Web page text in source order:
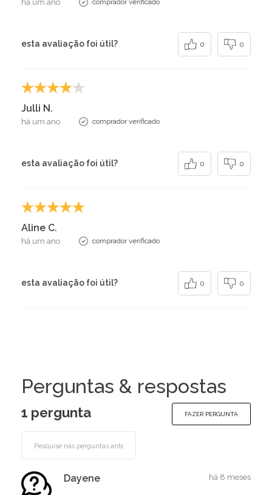
há um ano
esta avaliação foi útil? 0 0
Julli N.
há um ano comprador verificado
esta avaliação foi útil? 0 0
Aline C.
há um ano comprador verificado
esta avaliação foi útil? 0 0
Perguntas & respostas
1 pergunta FAZER PERGUNTA
Dayene há 8 meses